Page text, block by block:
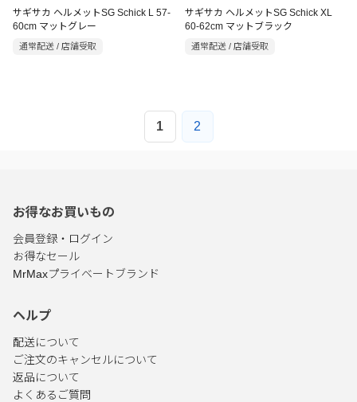
サギサカ ヘルメットSG Schick L 57-
60cm マットグレー
通常配送 / 店舗受取
サギサカ ヘルメットSG Schick XL
60-62cm マットブラック
通常配送 / 店舗受取
1 2
お得なお買いもの
会員登録・ログイン
お得なセール
MrMaxプライベートブランド
ヘルプ
配送について
ご注文のキャンセルについて
返品について
よくあるご質問